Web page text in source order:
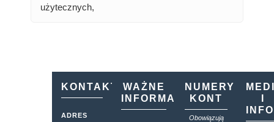
użytecznych,
KONTAKT
ADRES
WAŻNE
INFORMACJE
NUMERY
KONT
Obowiązują